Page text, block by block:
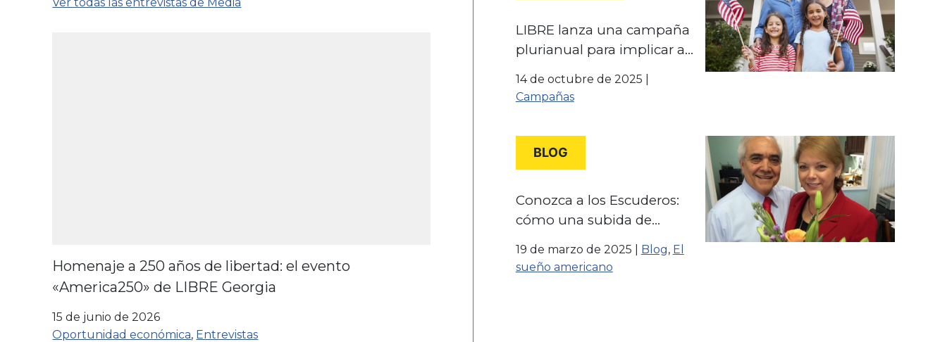
Homenaje a 250 años de libertad: el evento
«America250» de LIBRE Georgia
15 de junio de 2026
Oportunidad económica, Entrevistas
LIBRE lanza una campaña
plurianual para implicar a
aniversario de América
14 de octubre de 2025
Campañas
BLOG
Conozca a los Escuderos:
cómo una subida de
con su sueño americano
19 de marzo de 2025 Blog, El
sueño americano